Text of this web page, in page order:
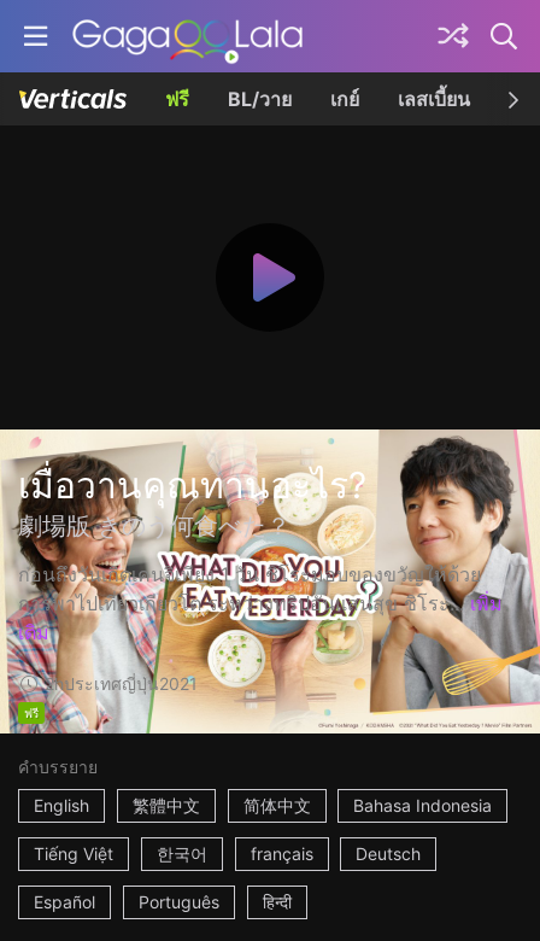
ฟรี BL/วาย เกย์ เลสเบี้ยน เค
เมื่อวานคุณทานอะไร?
劇場版 きのう何食べた？
ก่อนถึงวันเกิดเคนจิเพียง 1 วัน ชิโระมอบของขวัญให้ด้วย
การพาไปเที่ยวเกียวโต ระหว่างทริปอันแสนสุข ชิโระ... เพิ่ม
เติม
2hประเทศญี่ปุ่น2021
ฟรี
คำบรรยาย
English
繁體中文 简体中文 Bahasa Indonesia
Tiếng Việt 한국어 français Deutsch
Español Português हिन्दी